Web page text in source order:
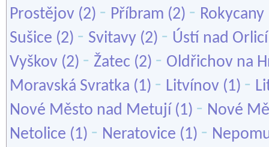
Prostějov (2) - Příbram (2) - Rokycany
Sušice (2) - Svitavy (2) - Ústí nad Orlicí
Vyškov (2) - Žatec (2) - Oldřichov na
Moravská Svratka (1) - Litvínov (1) -
Nové Město nad Metují (1) - Nové
Netolice (1) - Neratovice (1) -